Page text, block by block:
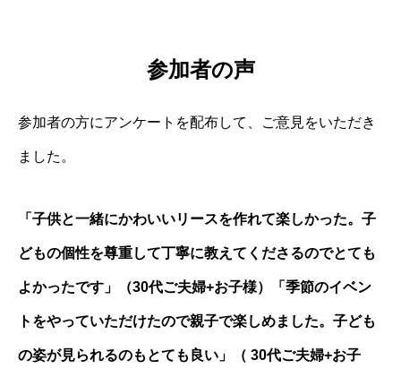
参加者の声
参加者の方にアンケートを配布して、ご意見をいただき
ました。
「子供と一緒にかわいいリースを作れて楽しかった。子
どもの個性を尊重して丁寧に教えてくださるのでとても
よかったです」（30代ご夫婦+お子様） 「季節のイベン
トをやっていただけたので親子で楽しめました。子ども
の姿が見られるのもとても良い」（ 30代ご夫婦+お子